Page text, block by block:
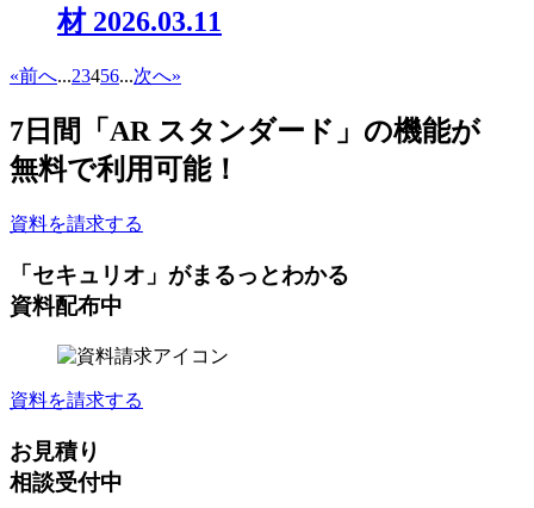
材 2026.03.11
«前へ...23456...次へ»
7日間
「AR スタンダード」の機能が
無料で利用可能！
資料を請求する
「セキュリオ」がまるっとわかる
資料配布中
資料を請求する
お見積り
相談受付中